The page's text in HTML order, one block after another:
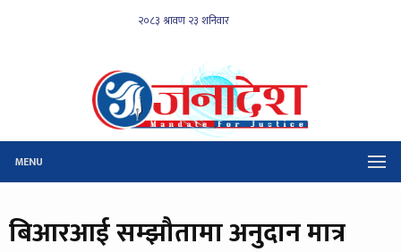
MENU
बिआरआई सम्झौतामा अनुदान मात्र